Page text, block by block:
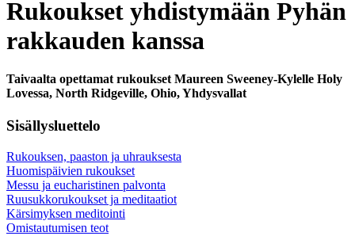
Rukoukset yhdistymään Pyhän
rakkauden kanssa
Taivaalta opettamat rukoukset Maureen Sweeney-Kylelle Holy
Lovessa, North Ridgeville, Ohio, Yhdysvallat
Sisällysluettelo
Rukouksen, paaston ja uhrauksesta
Huomispäivien rukoukset
Messu ja eucharistinen palvonta
Ruusukkorukoukset ja meditaatiot
Kärsimyksen meditointi
Omistautumisen teot